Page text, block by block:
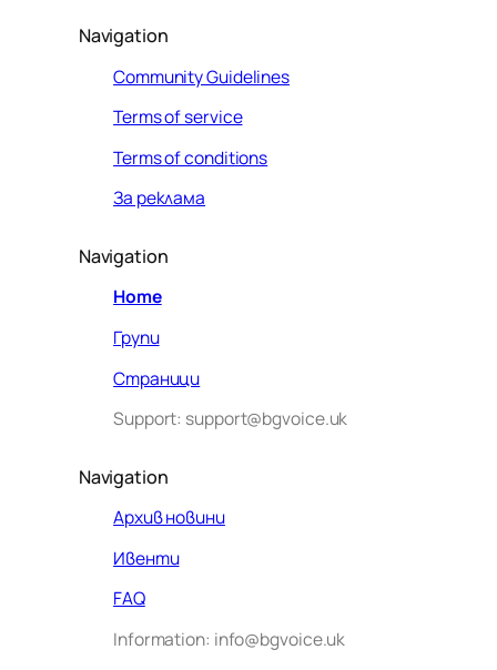
Navigation
Community Guidelines
Terms of service
Terms of conditions
За реклама
Navigation
Home
Групи
Страници
Support: support@bgvoice.uk
Navigation
Архив новини
Ивенти
FAQ
Information: info@bgvoice.uk
VOICE UK. С какво мога да